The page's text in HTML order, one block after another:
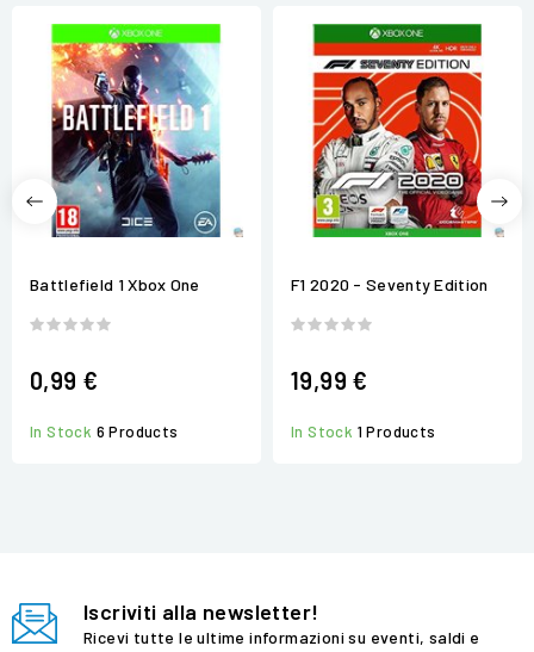
Battlefield 1 Xbox One
0,99 €
In Stock 6 Products
F1 2020 - Seventy Edition
19,99 €
In Stock 1 Products
Iscriviti alla newsletter!
Ricevi tutte le ultime informazioni su eventi, saldi e